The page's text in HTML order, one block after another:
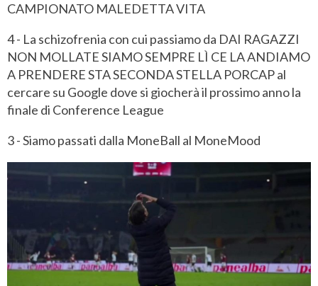
CAMPIONATO MALEDETTA VITA
4 - La schizofrenia con cui passiamo da DAI RAGAZZI
NON MOLLATE SIAMO SEMPRE LÌ CE LA ANDIAMO
A PRENDERE STA SECONDA STELLA PORCAP al
cercare su Google dove si giocherà il prossimo anno la
finale di Conference League
3 - Siamo passati dalla MoneBall al MoneMood